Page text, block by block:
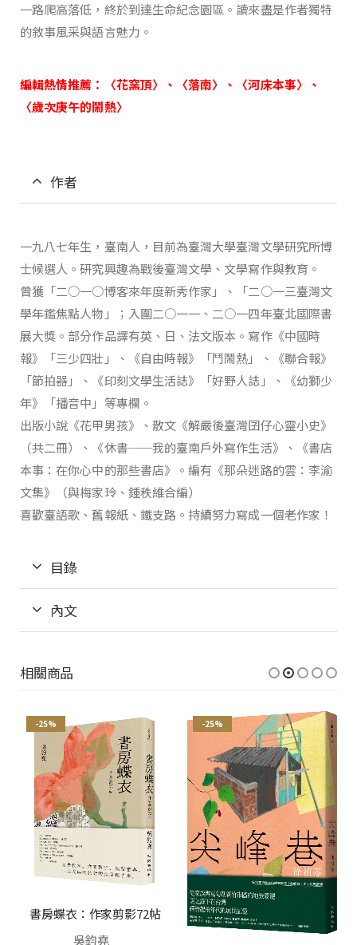
一路爬高落低，終於到達生命紀念園區。讀來盡是作者獨特
的敘事風采與語言魅力。
編輯熱情推薦：〈花窯頂〉、〈落南〉、〈河床本事〉、
〈歲次庚午的鬧熱〉
作者
一九八七年生，臺南人，目前為臺灣大學臺灣文學研究所博
士候選人。研究興趣為戰後臺灣文學、文學寫作與教育。
曾獲「二○一○博客來年度新秀作家」、「二○一三臺灣文
學年鑑焦點人物」；入圍二○一一、二○一四年臺北國際書
展大獎。部分作品譯有英、日、法文版本。寫作《中國時
報》「三少四壯」、《自由時報》「鬥鬧熱」、《聯合報》
「節拍器」、《印刻文學生活誌》「好野人誌」、《幼獅少
年》「播音中」等專欄。
出版小說《花甲男孩》、散文《解嚴後臺灣囝仔心靈小史》
（共二冊）、《休書──我的臺南戶外寫作生活》、《書店
本事：在你心中的那些書店》。編有《那朵迷路的雲：李渝
文集》（與梅家玲、鍾秩維合編）
喜歡臺語歌、舊報紙、鐵支路。持續努力寫成一個老作家！
目錄
內文
相關商品
-25%
書房蝶衣：作家剪影72帖
吳鈞堯
-25%